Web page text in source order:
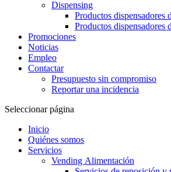
Dispensing
Productos dispensadores
Productos dispensadores
Promociones
Noticias
Empleo
Contactar
Presupuesto sin compromiso
Reportar una incidencia
Seleccionar página
Inicio
Quiénes somos
Servicios
Vending Alimentación